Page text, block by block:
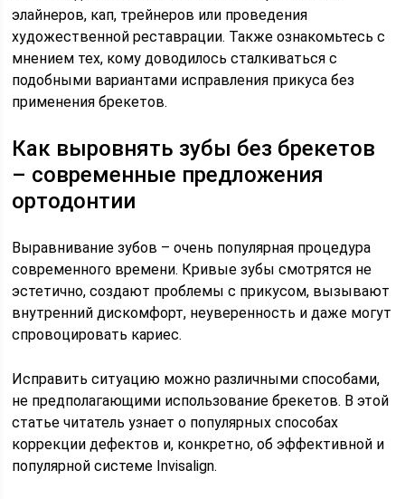
элайнеров, кап, трейнеров или проведения
художественной реставрации. Также ознакомьтесь с
мнением тех, кому доводилось сталкиваться с
подобными вариантами исправления прикуса без
применения брекетов.
Как выровнять зубы без брекетов
– современные предложения
ортодонтии
Выравнивание зубов – очень популярная процедура
современного времени. Кривые зубы смотрятся не
эстетично, создают проблемы с прикусом, вызывают
внутренний дискомфорт, неуверенность и даже могут
спровоцировать кариес.
Исправить ситуацию можно различными способами,
не предполагающими использование брекетов. В этой
статье читатель узнает о популярных способах
коррекции дефектов и, конкретно, об эффективной и
популярной системе Invisalign.